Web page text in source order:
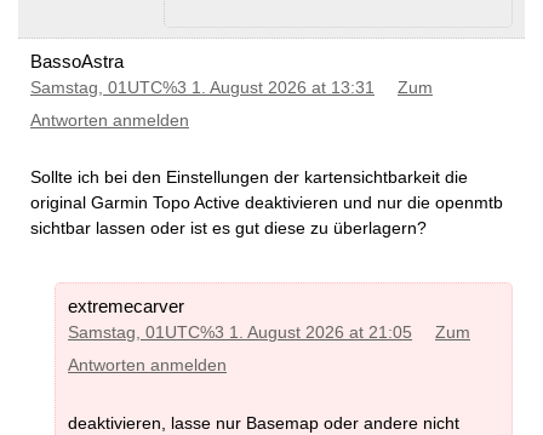
BassoAstra
Samstag, 01UTC%3 1. August 2026 at 13:31
Zum
Antworten anmelden
Sollte ich bei den Einstellungen der kartensichtbarkeit die
original Garmin Topo Active deaktivieren und nur die openmtb
sichtbar lassen oder ist es gut diese zu überlagern?
extremecarver
Samstag, 01UTC%3 1. August 2026 at 21:05
Zum
Antworten anmelden
deaktivieren, lasse nur Basemap oder andere nicht